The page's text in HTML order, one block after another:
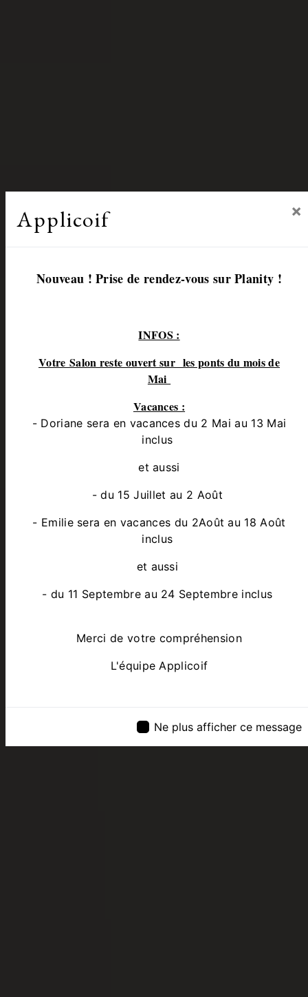
Applicoif ×
Nouveau ! Prise de rendez-vous sur Planity !
INFOS :
Votre Salon reste ouvert sur les ponts du mois de
Mai
Vacances :
- Doriane sera en vacances du 2 Mai au 13 Mai
inclus
et aussi
- du 15 Juillet au 2 Août
- Emilie sera en vacances du 2Août au 18 Août
inclus
et aussi
- du 11 Septembre au 24 Septembre inclus
Merci de votre compréhension
L'équipe Applicoif
Ne plus afficher ce message